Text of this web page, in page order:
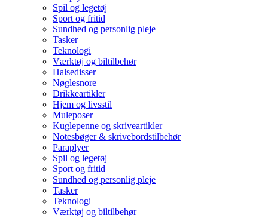
Spil og legetøj
Sport og fritid
Sundhed og personlig pleje
Tasker
Teknologi
Værktøj og biltilbehør
Halsedisser
Nøglesnore
Drikkeartikler
Hjem og livsstil
Muleposer
Kuglepenne og skriveartikler
Notesbøger & skrivebordstilbehør
Paraplyer
Spil og legetøj
Sport og fritid
Sundhed og personlig pleje
Tasker
Teknologi
Værktøj og biltilbehør